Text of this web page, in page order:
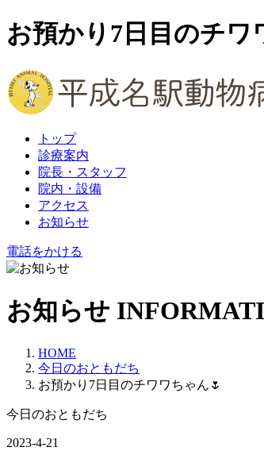
お預かり7日目のチワ
トップ
診療案内
院長・スタッフ
院内・設備
アクセス
お知らせ
電話をかける
お知らせ
HOME
今日のおともだち
お預かり7日目のチワワちゃん🌷
今日のおともだち
2023-4-21